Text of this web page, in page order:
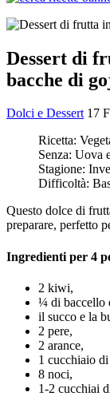
Dessert di
bacche di
Dolci e Dessert 17
Ricetta:
Senza: Uova
Stagione:
Difficoltà:
Questo dolce di
preparare, perfetto
Ingredienti per 4
2 kiwi,
¼ di baccello
il succo e la
2 pere,
2 arance,
1 cucchiaio
8 noci,
1-2 cucchiai